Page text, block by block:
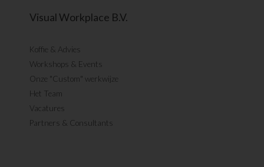
Visual Workplace B.V.
Koffie & Advies
Workshops & Events
Onze "Custom" werkwijze
Het Team
Vacatures
Partners & Consultants